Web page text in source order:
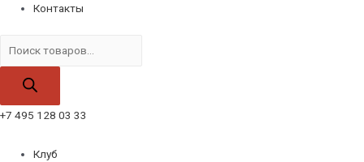
Контакты
товаров
+7 495 128 03 33
Клуб